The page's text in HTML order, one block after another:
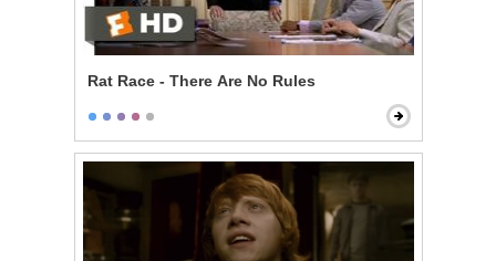
Rat Race - There Are No Rules